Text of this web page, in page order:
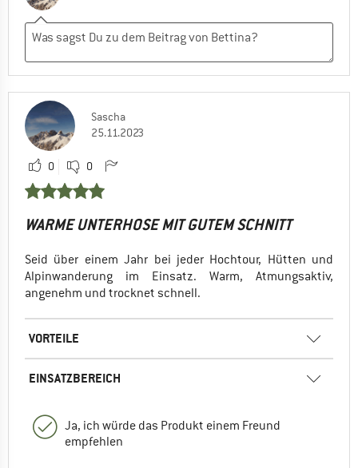
Sascha
25.11.2023
0 0
WARME UNTERHOSE MIT GUTEM SCHNITT
Seid über einem Jahr bei jeder Hochtour, Hütten und
Alpinwanderung im Einsatz. Warm, Atmungsaktiv,
angenehm und trocknet schnell.
VORTEILE
EINSATZBEREICH
Ja, ich würde das Produkt einem Freund
empfehlen